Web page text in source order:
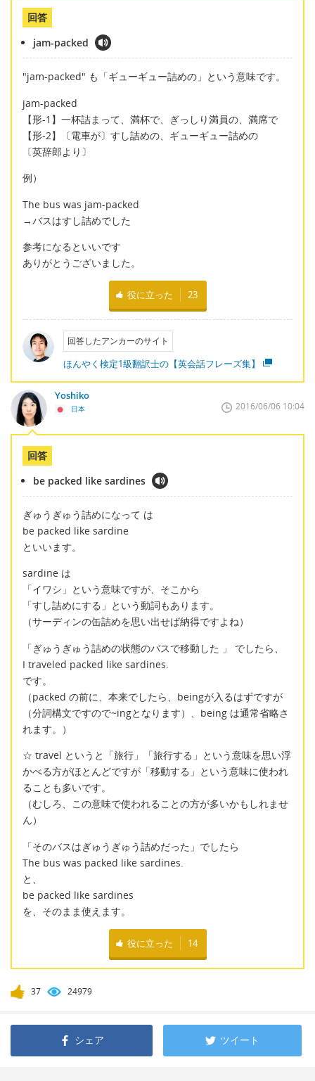
回答
jam-packed
"jam-packed" も「ギューギュー詰めの」という意味です。
jam-packed
【形-1】一杯詰まって、満杯で、ぎっしり満員の、満席で
【形-2】〔電車が〕すし詰めの、ギューギュー詰めの
〔英辞郎より〕
例）
The bus was jam-packed
→バスはすし詰めでした
参考になるといいです
ありがとうございました。
役に立った 23
回答したアンカーのサイト
ほんやく検定1級翻訳士の【英会話フレーズ集】
Yoshiko
日本 2016/06/06 10:04
回答
be packed like sardines
ぎゅうぎゅう詰めになって は
be packed like sardine
といいます。
sardine は
「イワシ」という意味ですが、そこから
「すし詰めにする」という動詞もあります。
（サーディンの缶詰めを思い出せば納得ですよね）
「ぎゅうぎゅう詰めの状態のバスで移動した 」 でしたら、
I traveled packed like sardines.
です。
（packed の前に、本来でしたら、beingが入るはずですが
（分詞構文ですので~ingとなります）、being は通常省略さ
れます。）
☆ travel というと「旅行」「旅行する」という意味を思い浮
かべる方がほとんどですが「移動する」という意味に使われ
ることも多いです。
（むしろ、この意味で使われることの方が多いかもしれませ
ん）
「そのバスはぎゅうぎゅう詰めだった」でしたら
The bus was packed like sardines.
と、
be packed like sardines
を、そのまま使えます。
役に立った 14
37 24979
シェア ツイート